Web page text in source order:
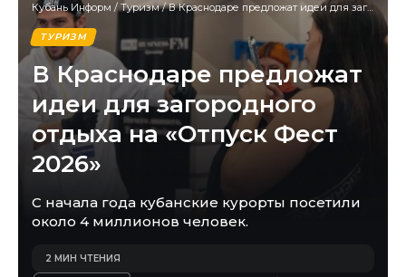
Кубань Информ /Туризм/В Краснодаре предложат идеи для загородного отдыха на «Отпуск Фест 2026»
ТУРИЗМ
В Краснодаре предложат
идеи для загородного
отдыха на «Отпуск Фест
2026»
С начала года кубанские курорты посетили
около 4 миллионов человек.
2 МИН ЧТЕНИЯ